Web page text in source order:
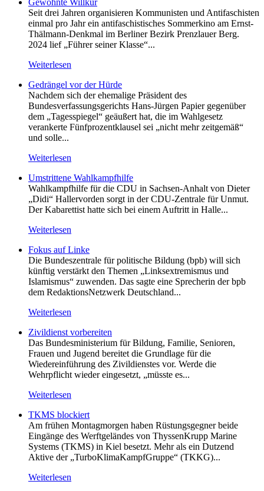
Seit drei Jahren organisieren Kommunisten und Antifaschisten
einmal pro Jahr ein antifaschistisches Sommerkino am Ernst-
Thälmann-Denkmal im Berliner Bezirk Prenzlauer Berg.
2024 lief „Führer seiner Klasse“...
Weiterlesen
Gedrängel vor der Hürde
Nachdem sich der ehemalige Präsident des
Bundesverfassungsgerichts Hans-Jürgen Papier gegenüber
dem „Tagesspiegel“ geäußert hat, die im Wahlgesetz
verankerte Fünfprozentklausel sei „nicht mehr zeitgemäß“
und solle...
Weiterlesen
Umstrittene Wahlkampfhilfe
Wahlkampfhilfe für die CDU in Sachsen-Anhalt von Dieter
„Didi“ Hallervorden sorgt in der CDU-Zentrale für Unmut.
Der Kabarettist hatte sich bei einem Auftritt in Halle...
Weiterlesen
Fokus auf Linke
Die Bundeszentrale für politische Bildung (bpb) will sich
künftig verstärkt den Themen „Linksextremismus und
Islamismus“ zuwenden. Das sagte eine Sprecherin der bpb
dem RedaktionsNetzwerk Deutschland...
Weiterlesen
Zivildienst vorbereiten
Das Bundesministerium für Bildung, Familie, Senioren,
Frauen und Jugend bereitet die Grundlage für die
Wiedereinführung des Zivildienstes vor. Werde die
Wehrpflicht wieder eingesetzt, „müsste es...
Weiterlesen
TKMS blockiert
Am frühen Montagmorgen haben Rüstungsgegner beide
Eingänge des Werftgeländes von ThyssenKrupp Marine
Systems (TKMS) in Kiel besetzt. Mehr als ein Dutzend
Aktive der „TurboKlimaKampfGruppe“ (TKKG)...
Weiterlesen